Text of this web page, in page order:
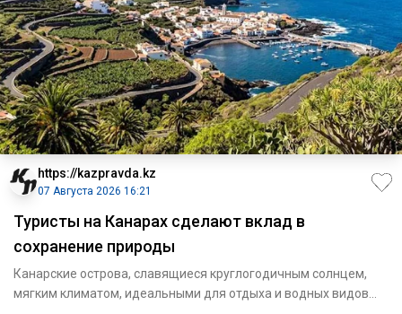
https://kazpravda.kz
07 Августа 2026 16:21
Туристы на Канарах сделают вклад в
сохранение природы
Канарские острова, славящиеся круглогодичным солнцем,
мягким климатом, идеальными для отдыха и водных видов